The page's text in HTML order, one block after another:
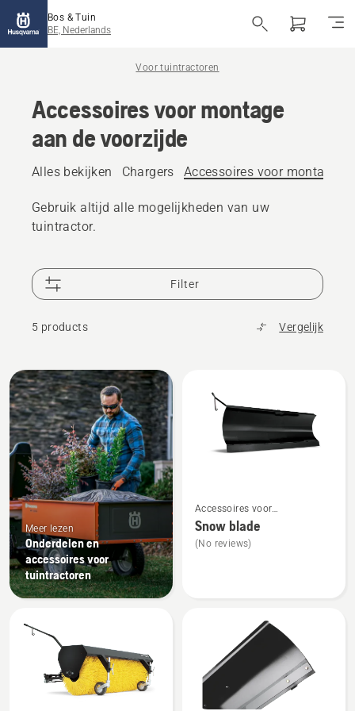
Bos & Tuin
BE, Nederlands
Voor tuintractoren
Accessoires voor montage
aan de voorzijde
Alles bekijken Chargers Accessoires voor montage
Gebruik altijd alle mogelijkheden van uw
tuintractor.
Filter
5 products Vergelijk
Alle
producten
Meer lezen
Onderdelen en
accessoires voor
tuintractoren
meer
details
over
Accessoires voor
tuintractoren voor montage
aan de voorzijde
Snow blade
(No reviews)